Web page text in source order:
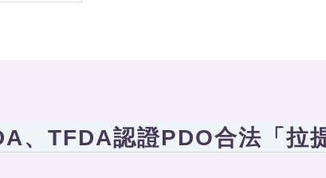
、TFDA認證PDO合法「拉